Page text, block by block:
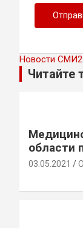
Новости СМИ2
Читайте
области
03.05.2021